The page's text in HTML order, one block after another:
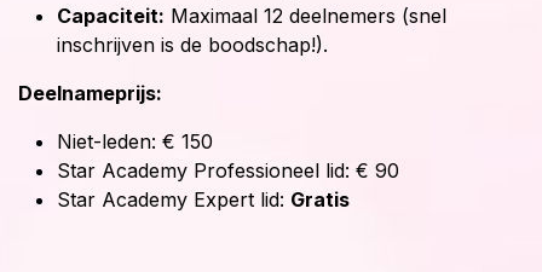
Capaciteit: Maximaal 12 deelnemers (snel
inschrijven is de boodschap!).
Deelnameprijs:
Niet-leden: € 150
Star Academy Professioneel lid: € 90
Star Academy Expert lid: Gratis